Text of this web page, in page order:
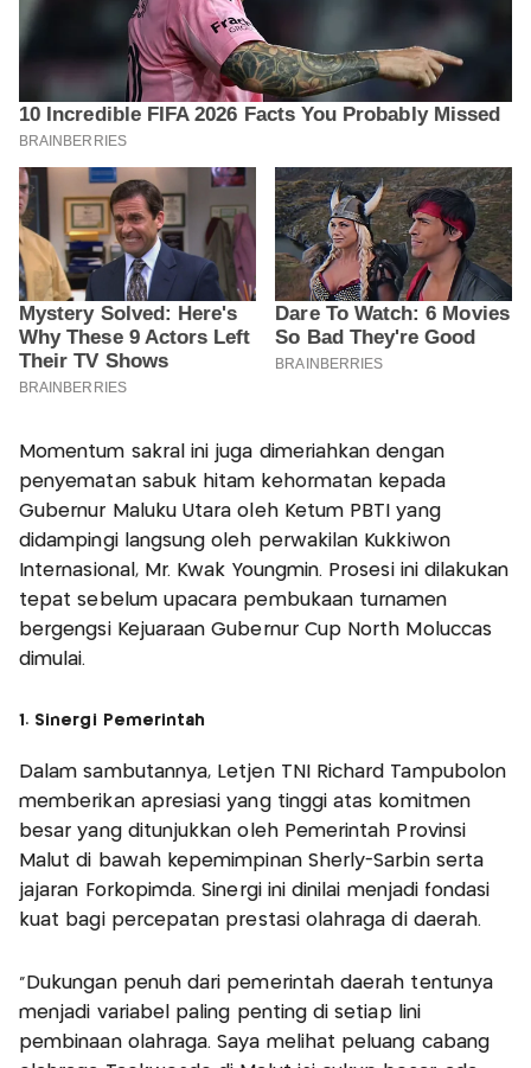
Momentum sakral ini juga dimeriahkan dengan
penyematan sabuk hitam kehormatan kepada
Gubernur Maluku Utara oleh Ketum PBTI yang
didampingi langsung oleh perwakilan Kukkiwon
Internasional, Mr. Kwak Youngmin. Prosesi ini dilakukan
tepat sebelum upacara pembukaan turnamen
bergengsi Kejuaraan Gubernur Cup North Moluccas
dimulai.
1. Sinergi Pemerintah
Dalam sambutannya, Letjen TNI Richard Tampubolon
memberikan apresiasi yang tinggi atas komitmen
besar yang ditunjukkan oleh Pemerintah Provinsi
Malut di bawah kepemimpinan Sherly-Sarbin serta
jajaran Forkopimda. Sinergi ini dinilai menjadi fondasi
kuat bagi percepatan prestasi olahraga di daerah.
“Dukungan penuh dari pemerintah daerah tentunya
menjadi variabel paling penting di setiap lini
pembinaan olahraga. Saya melihat peluang cabang